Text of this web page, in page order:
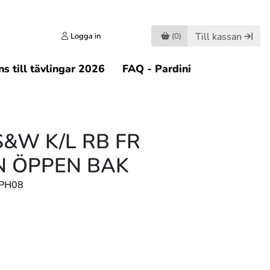
Logga in (0) Till kassan
till tävlingar 2026 FAQ - Pardini
K/L RB FR
ÖPPEN BAK